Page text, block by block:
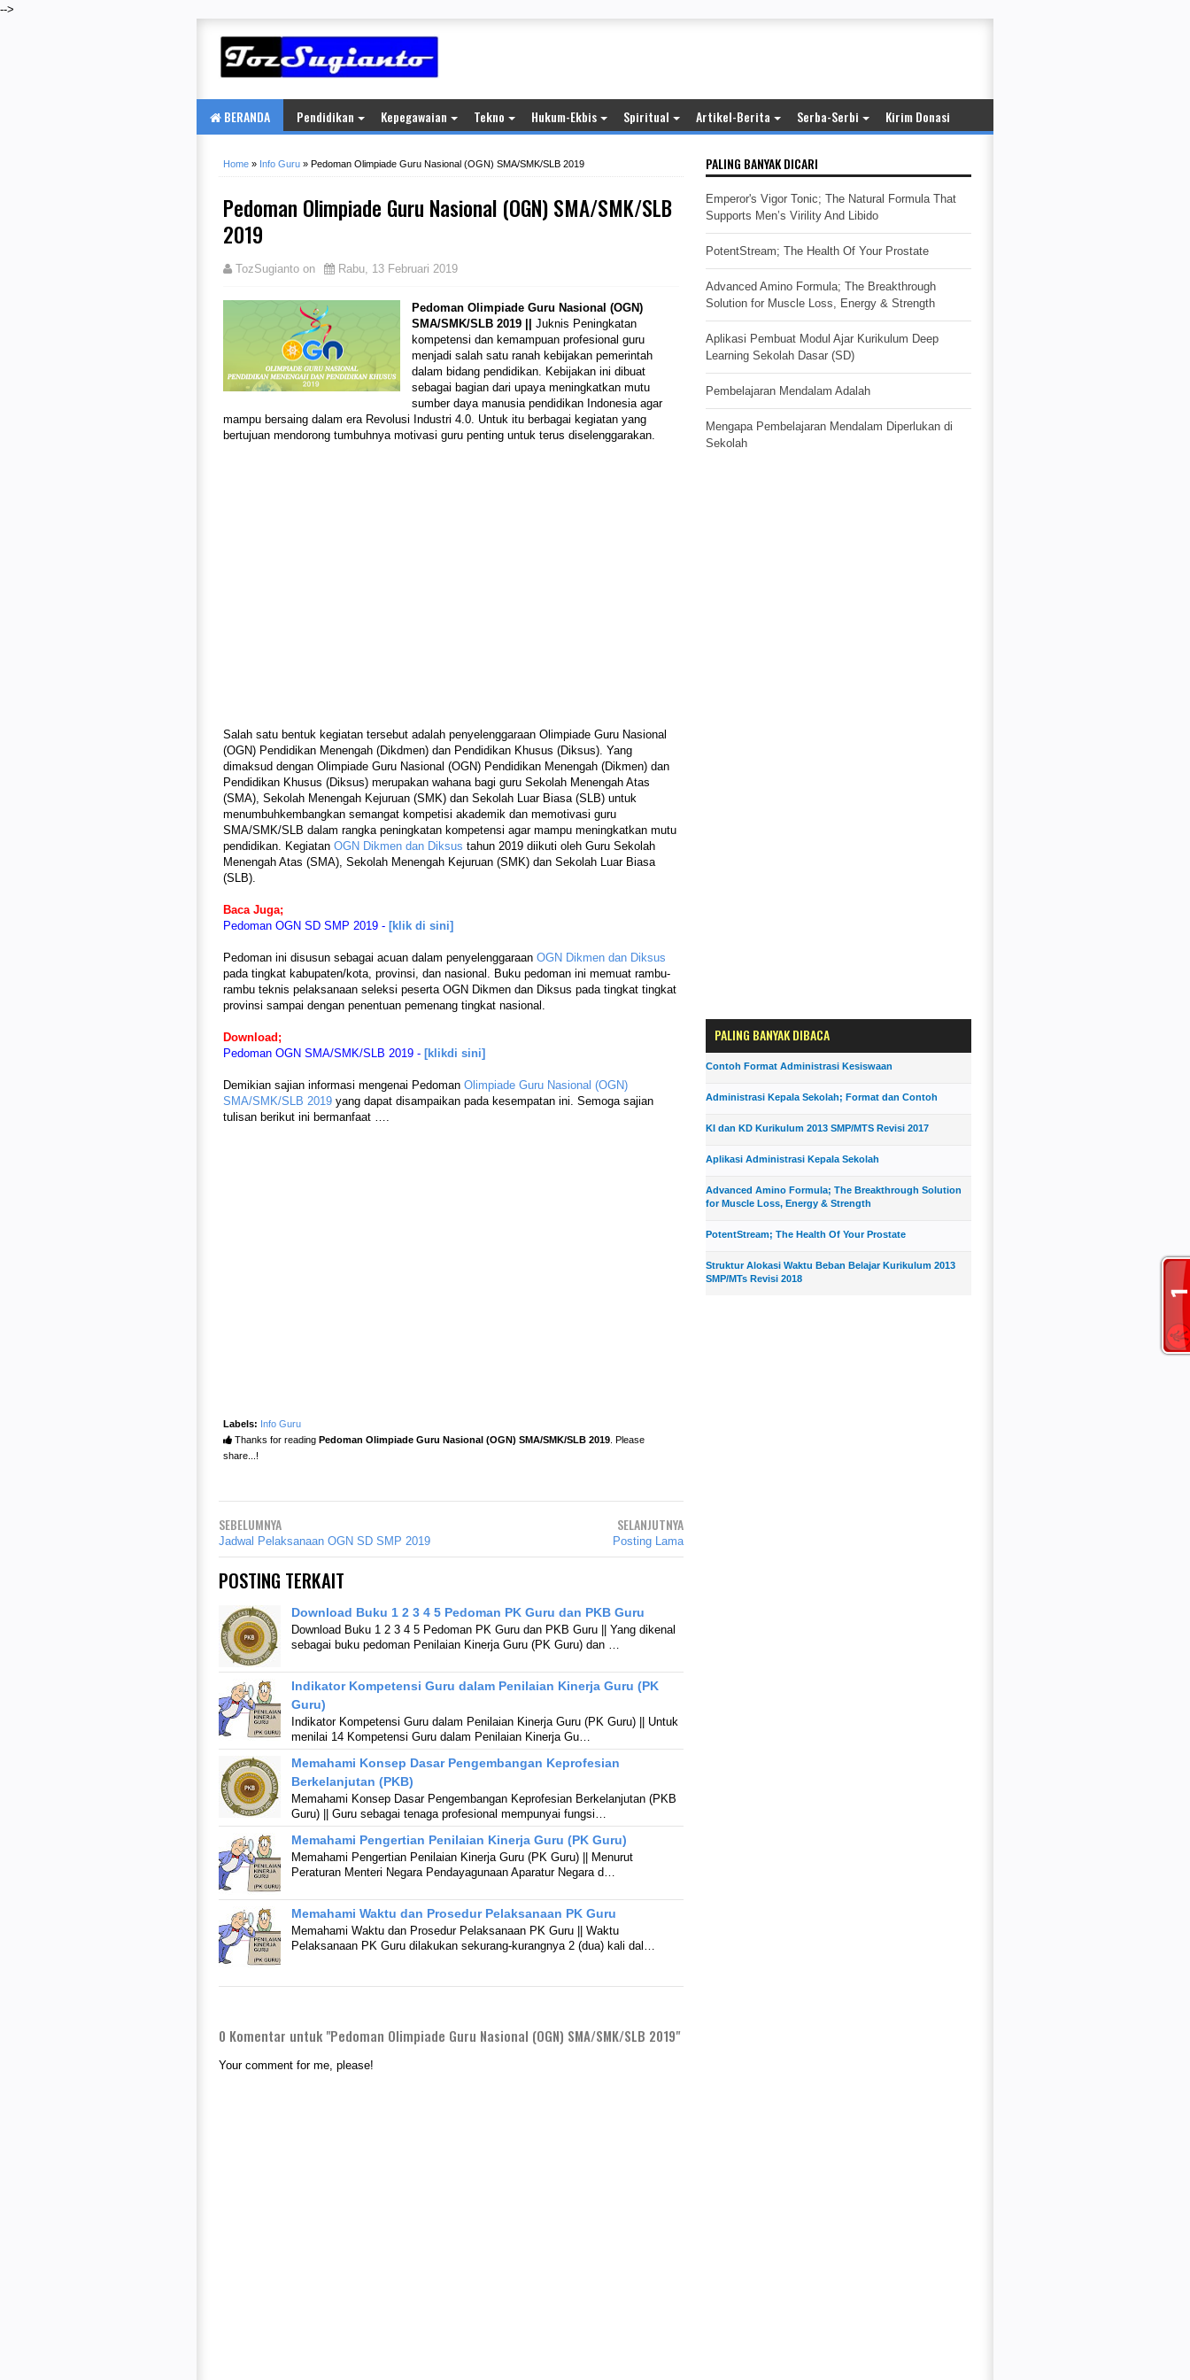
-->
BERANDA Pendidikan Kepegawaian Tekno Hukum-Ekbis Spiritual Artikel-Berita Serba-Serbi Kirim Donasi
Home » Info Guru » Pedoman Olimpiade Guru Nasional (OGN) SMA/SMK/SLB 2019
Pedoman Olimpiade Guru Nasional (OGN) SMA/SMK/SLB
2019
TozSugianto on Rabu, 13 Februari 2019
Pedoman Olimpiade Guru Nasional (OGN)
SMA/SMK/SLB 2019 || Juknis Peningkatan
kompetensi dan kemampuan profesional guru
menjadi salah satu ranah kebijakan pemerintah
dalam bidang pendidikan. Kebijakan ini dibuat
sebagai bagian dari upaya meningkatkan mutu
sumber daya manusia pendidikan Indonesia agar
mampu bersaing dalam era Revolusi Industri 4.0. Untuk itu berbagai kegiatan yang
bertujuan mendorong tumbuhnya motivasi guru penting untuk terus diselenggarakan.
Salah satu bentuk kegiatan tersebut adalah penyelenggaraan Olimpiade Guru Nasional
(OGN) Pendidikan Menengah (Dikdmen) dan Pendidikan Khusus (Diksus). Yang
dimaksud dengan Olimpiade Guru Nasional (OGN) Pendidikan Menengah (Dikmen) dan
Pendidikan Khusus (Diksus) merupakan wahana bagi guru Sekolah Menengah Atas
(SMA), Sekolah Menengah Kejuruan (SMK) dan Sekolah Luar Biasa (SLB) untuk
menumbuhkembangkan semangat kompetisi akademik dan memotivasi guru
SMA/SMK/SLB dalam rangka peningkatan kompetensi agar mampu meningkatkan mutu
pendidikan. Kegiatan OGN Dikmen dan Diksus tahun 2019 diikuti oleh Guru Sekolah
Menengah Atas (SMA), Sekolah Menengah Kejuruan (SMK) dan Sekolah Luar Biasa
(SLB).
Baca Juga;
Pedoman OGN SD SMP 2019 - [klik di sini]
Pedoman ini disusun sebagai acuan dalam penyelenggaraan OGN Dikmen dan Diksus
pada tingkat kabupaten/kota, provinsi, dan nasional. Buku pedoman ini memuat rambu-
rambu teknis pelaksanaan seleksi peserta OGN Dikmen dan Diksus pada tingkat tingkat
provinsi sampai dengan penentuan pemenang tingkat nasional.
Download;
Pedoman OGN SMA/SMK/SLB 2019 - [klikdi sini]
Demikian sajian informasi mengenai Pedoman Olimpiade Guru Nasional (OGN)
SMA/SMK/SLB 2019 yang dapat disampaikan pada kesempatan ini. Semoga sajian
tulisan berikut ini bermanfaat ….
Labels: Info Guru
Thanks for reading Pedoman Olimpiade Guru Nasional (OGN) SMA/SMK/SLB 2019 . Please
share...!
SEBELUMNYA
Jadwal Pelaksanaan OGN SD SMP 2019
SELANJUTNYA
Posting Lama
POSTING TERKAIT
Download Buku 1 2 3 4 5 Pedoman PK Guru dan PKB Guru
Download Buku 1 2 3 4 5 Pedoman PK Guru dan PKB Guru || Yang dikenal
sebagai buku pedoman Penilaian Kinerja Guru (PK Guru) dan …
Indikator Kompetensi Guru dalam Penilaian Kinerja Guru (PK
Guru)
Indikator Kompetensi Guru dalam Penilaian Kinerja Guru (PK Guru) || Untuk
menilai 14 Kompetensi Guru dalam Penilaian Kinerja Gu…
Memahami Konsep Dasar Pengembangan Keprofesian
Berkelanjutan (PKB)
Memahami Konsep Dasar Pengembangan Keprofesian Berkelanjutan (PKB
Guru) || Guru sebagai tenaga profesional mempunyai fungsi…
Memahami Pengertian Penilaian Kinerja Guru (PK Guru)
Memahami Pengertian Penilaian Kinerja Guru (PK Guru) || Menurut
Peraturan Menteri Negara Pendayagunaan Aparatur Negara d…
Memahami Waktu dan Prosedur Pelaksanaan PK Guru
Memahami Waktu dan Prosedur Pelaksanaan PK Guru || Waktu
Pelaksanaan PK Guru dilakukan sekurang-kurangnya 2 (dua) kali dal…
0 Komentar untuk "Pedoman Olimpiade Guru Nasional (OGN) SMA/SMK/SLB 2019"
Your comment for me, please!
PALING BANYAK DICARI
Emperor's Vigor Tonic; The Natural Formula That
Supports Men’s Virility And Libido
PotentStream; The Health Of Your Prostate
Advanced Amino Formula; The Breakthrough
Solution for Muscle Loss, Energy & Strength
Aplikasi Pembuat Modul Ajar Kurikulum Deep
Learning Sekolah Dasar (SD)
Pembelajaran Mendalam Adalah
Mengapa Pembelajaran Mendalam Diperlukan di
Sekolah
PALING BANYAK DIBACA
Contoh Format Administrasi Kesiswaan
Administrasi Kepala Sekolah; Format dan Contoh
KI dan KD Kurikulum 2013 SMP/MTS Revisi 2017
Aplikasi Administrasi Kepala Sekolah
Advanced Amino Formula; The Breakthrough Solution
for Muscle Loss, Energy & Strength
PotentStream; The Health Of Your Prostate
Struktur Alokasi Waktu Beban Belajar Kurikulum 2013
SMP/MTs Revisi 2018